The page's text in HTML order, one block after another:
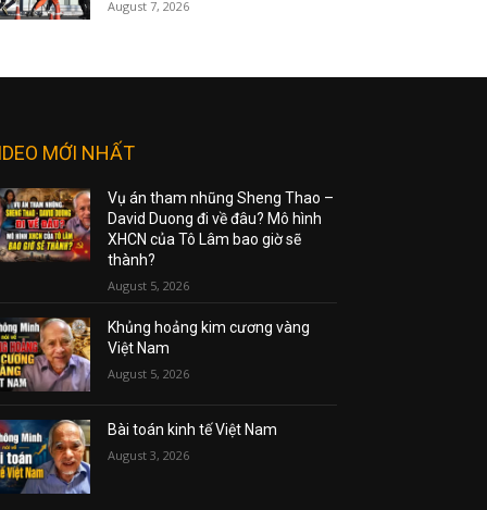
August 7, 2026
MỚI NHẤT
Vụ án tham nhũng Sheng Thao –
David Duong đi về đâu? Mô hình
XHCN của Tô Lâm bao giờ sẽ
thành?
August 5, 2026
Khủng hoảng kim cương vàng
Việt Nam
August 5, 2026
Bài toán kinh tế Việt Nam
August 3, 2026